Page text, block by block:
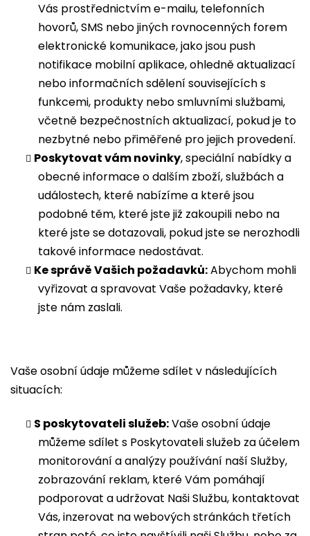
Vás prostřednictvím e-mailu, telefonních
hovorů, SMS nebo jiných rovnocenných forem
elektronické komunikace, jako jsou push
notifikace mobilní aplikace, ohledně aktualizací
nebo informačních sdělení souvisejících s
funkcemi, produkty nebo smluvními službami,
včetně bezpečnostních aktualizací, pokud je to
nezbytné nebo přiměřené pro jejich provedení.
Poskytovat vám novinky, speciální nabídky a
obecné informace o dalším zboží, službách a
událostech, které nabízíme a které jsou
podobné těm, které jste již zakoupili nebo na
které jste se dotazovali, pokud jste se nerozhodli
takové informace nedostávat.
Ke správě Vašich požadavků:Abychom mohli
vyřizovat a spravovat Vaše požadavky, které
jste nám zaslali.
Vaše osobní údaje můžeme sdílet v následujících
situacích:
S poskytovateli služeb:Vaše osobní údaje
můžeme sdílet s Poskytovateli služeb za účelem
monitorování a analýzy používání naší Služby,
zobrazování reklam, které Vám pomáhají
podporovat a udržovat Naši Službu, kontaktovat
Vás, inzerovat na webových stránkách třetích